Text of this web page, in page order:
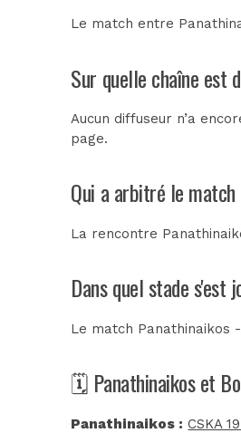
Le match entre
Sur quelle chaîne est
Aucun diffuseur n’a
page.
Qui a arbitré le
La rencontre
Dans quel stade s'est
Le match Panathinaikos
🗓️ Panathinaikos et
Panathinaikos : CSKA